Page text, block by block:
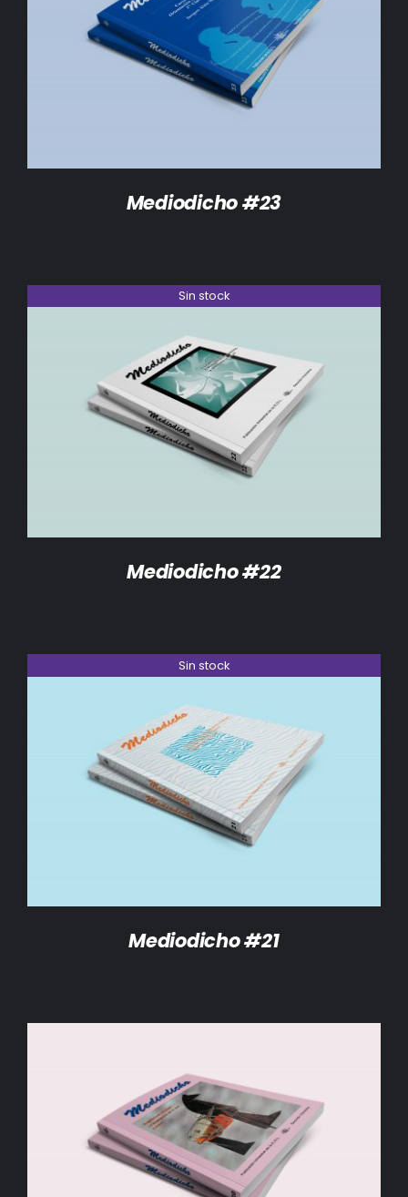
DETALLES
Mediodicho #23
Sin stock
DETALLES
Mediodicho #22
Sin stock
DETALLES
Mediodicho #21
AÑADIR AL CARRITO / DETALLES